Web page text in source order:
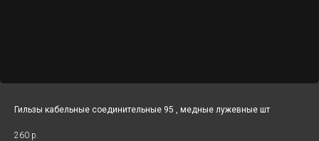
Гильзы кабельные соединительные 95 , медные лужевные шт
260 р.